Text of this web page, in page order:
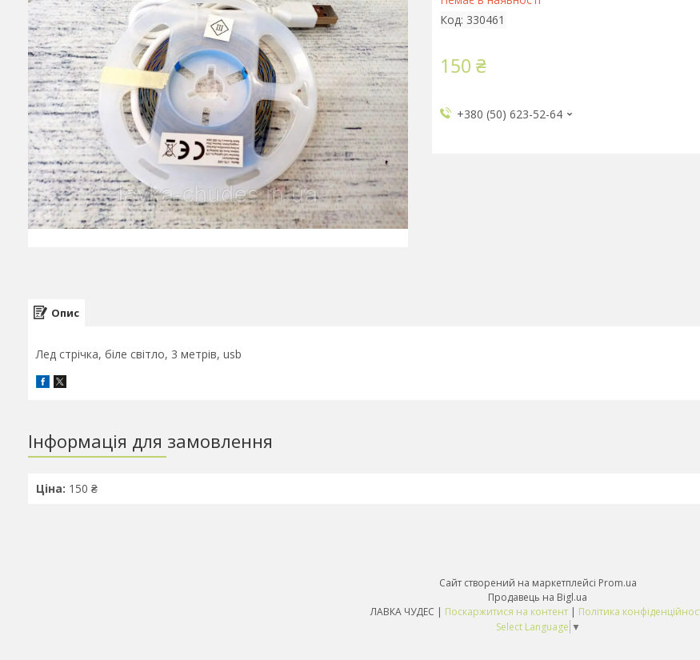
Код: 330461
150 ₴
+380 (50) 623-52-64
Опис
Лед стрічка, біле світло, 3 метрів, usb
Інформація для замовлення
Ціна: 150 ₴
Сайт створений на маркетплейсі Prom.ua
Продавець на Bigl.ua
ЛАВКА ЧУДЕС | Поскаржитися на контент | Політика
Select Language ▼